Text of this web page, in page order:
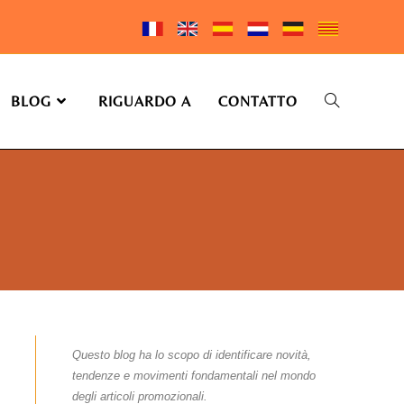
BLOG RIGUARDO A CONTATTO
Questo blog ha lo scopo di identificare novità,
tendenze e movimenti fondamentali nel mondo
degli articoli promozionali.